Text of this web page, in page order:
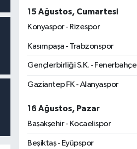
15 Ağustos, Cumartesi
Konyaspor - Rizespor
Kasımpaşa - Trabzonspor
Gençlerbirliği S.K. - Fenerbahçe
Gaziantep FK - Alanyaspor
16 Ağustos, Pazar
Başakşehir - Kocaelispor
Beşiktaş - Eyüpspor